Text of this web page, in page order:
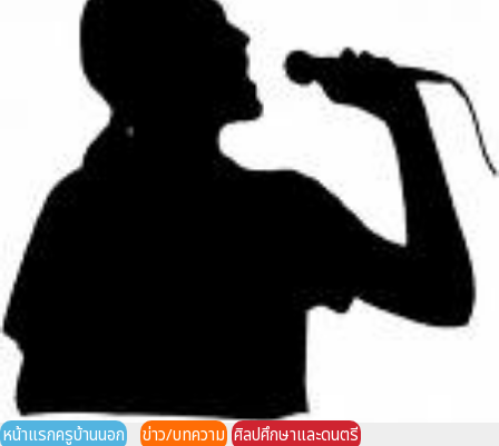
หน้าแรกครูบ้านนอก ข่าว/บทความ ศิลปศึกษาและดนตรี